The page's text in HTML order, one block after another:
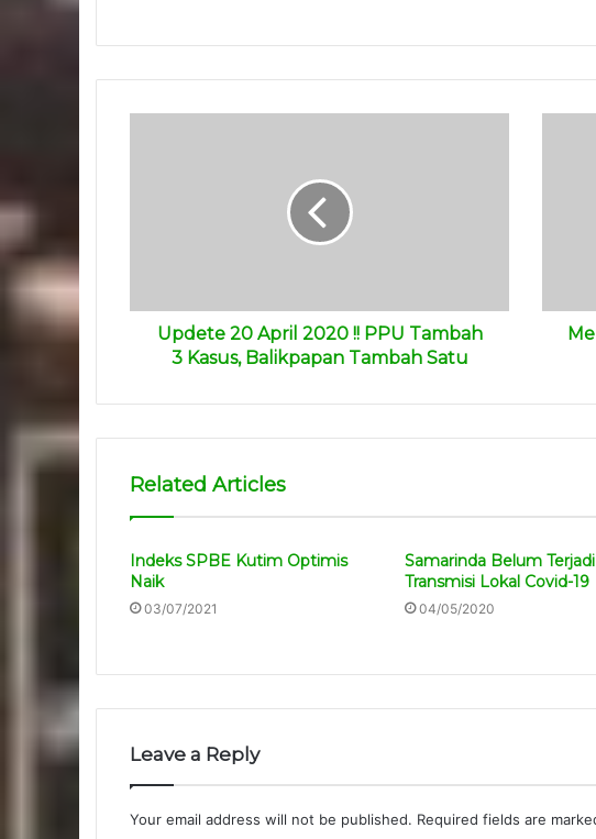
Updete 20 April 2020 !! PPU Tambah
3 Kasus, Balikpapan Tambah Satu
Related Articles
Indeks SPBE Kutim Optimis
Naik
03/07/2021
Samarinda Belum Terjadi
Transmisi Lokal Covid-19
04/05/2020
Leave a Reply
Your email address will not be published. Required fields are